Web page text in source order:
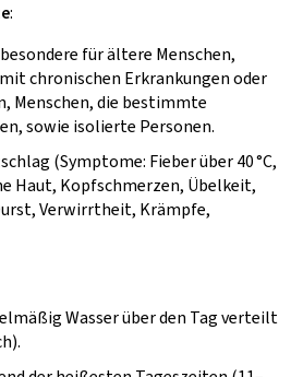
:
für ältere Menschen,
chronischen Erkrankungen oder
Menschen, die bestimmte
sowie isolierte Personen.
(Symptome: Fieber über 40 °C,
Haut, Kopfschmerzen, Übelkeit,
Verwirrtheit, Krämpfe,
Wasser über den Tag verteilt